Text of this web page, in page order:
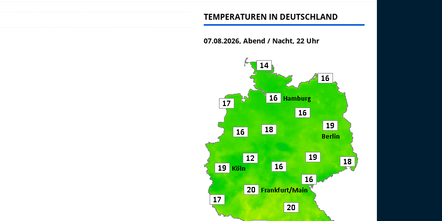
TEMPERATUREN IN DEUTSCHLAND
07.08.2026, Abend / Nacht, 22 Uhr